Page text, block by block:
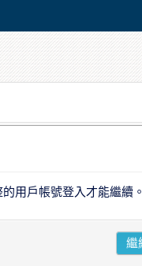
用戶帳號登入才能繼續。